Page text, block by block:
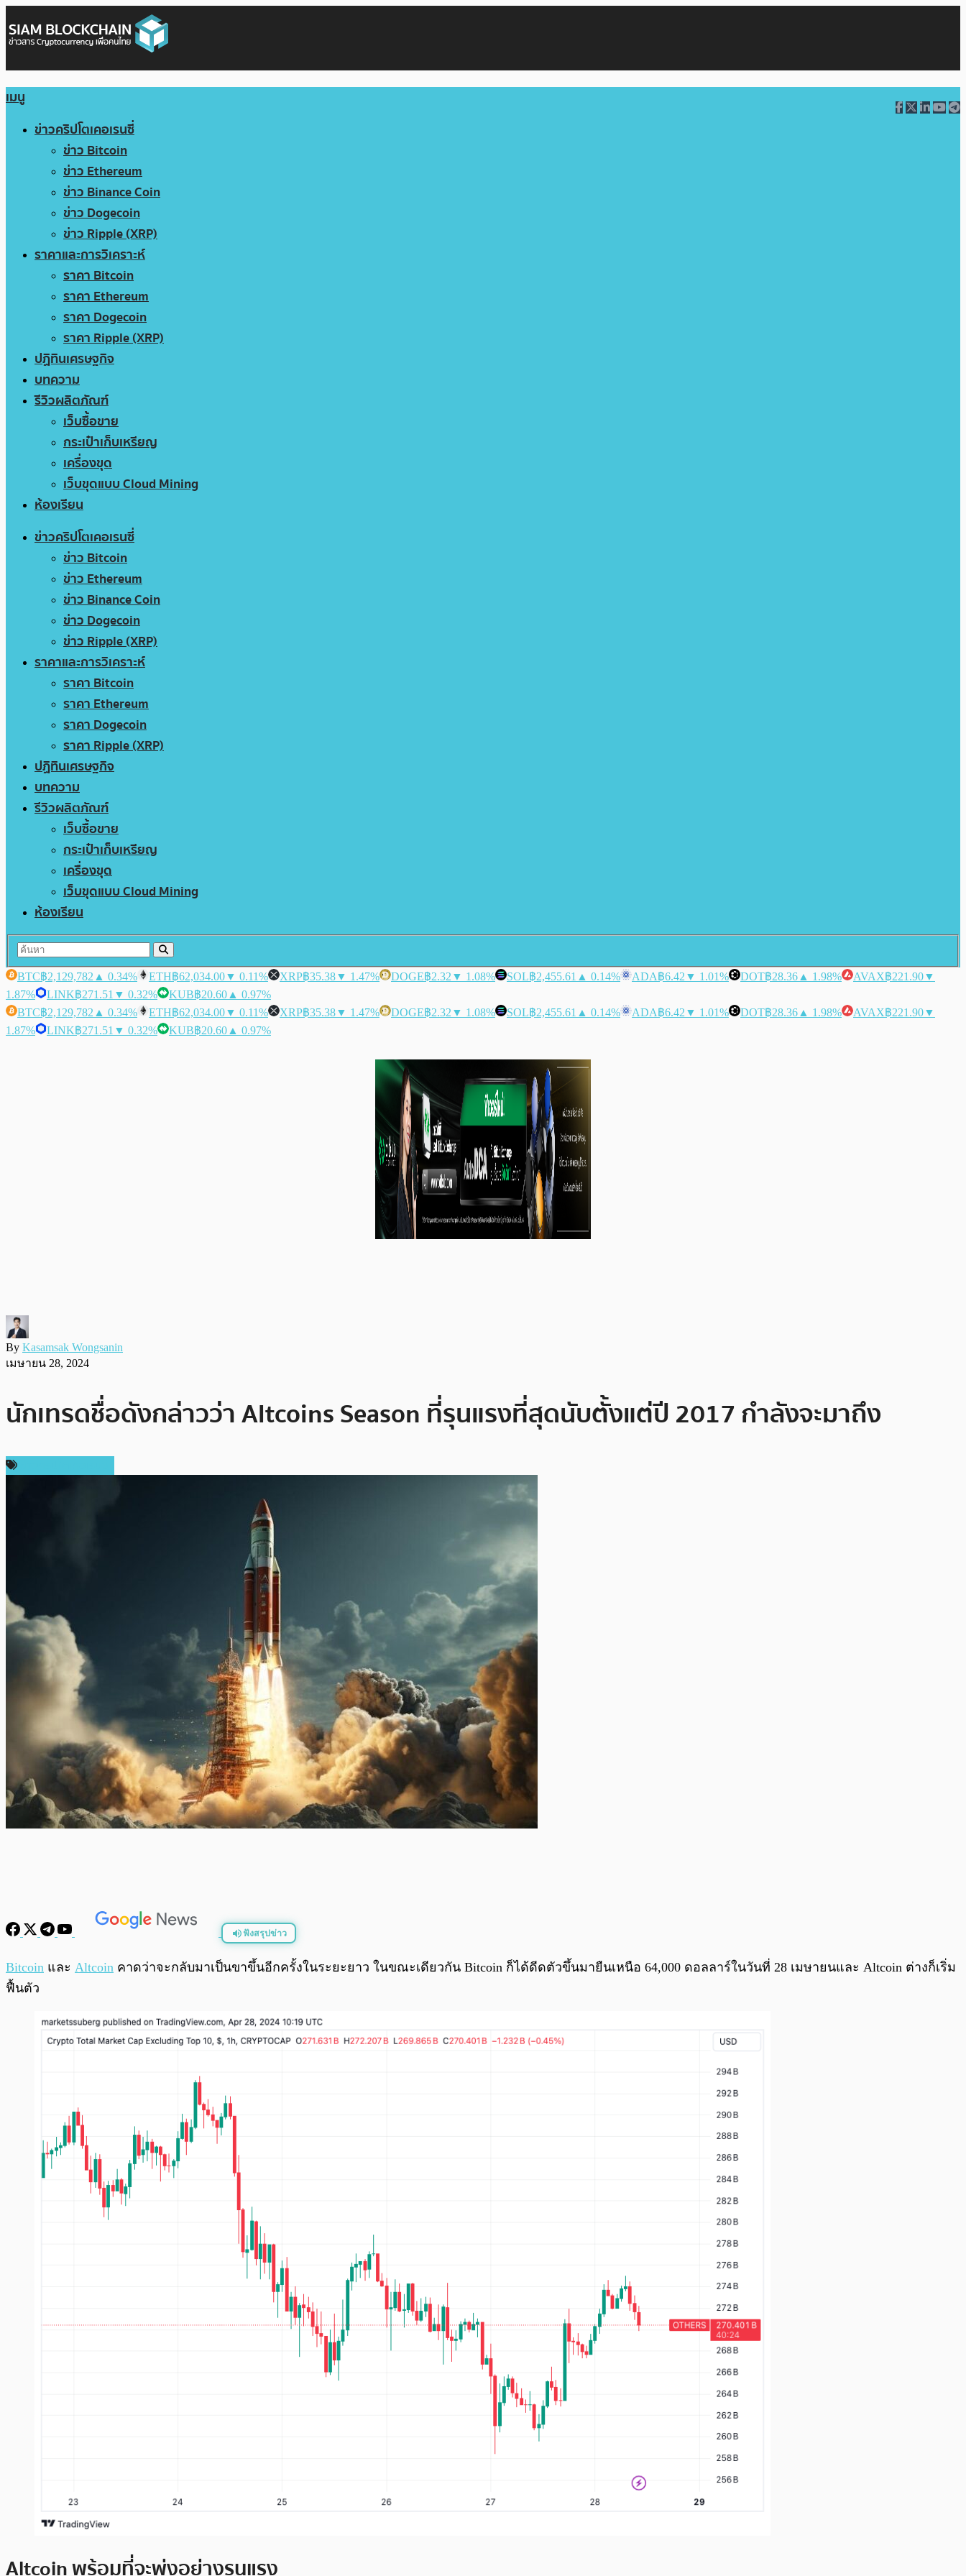
เมนู
ข่าวคริปโตเคอเรนซี่
ข่าว Bitcoin
ข่าว Ethereum
ข่าว Binance Coin
ข่าว Dogecoin
ข่าว Ripple (XRP)
ราคาและการวิเคราะห์
ราคา Bitcoin
ราคา Ethereum
ราคา Dogecoin
ราคา Ripple (XRP)
ปฏิทินเศรษฐกิจ
บทความ
รีวิวผลิตภัณฑ์
เว็บซื้อขาย
กระเป๋าเก็บเหรียญ
เครื่องขุด
เว็บขุดแบบ Cloud Mining
ห้องเรียน
ข่าวคริปโตเคอเรนซี่
ข่าว Bitcoin
ข่าว Ethereum
ข่าว Binance Coin
ข่าว Dogecoin
ข่าว Ripple (XRP)
ราคาและการวิเคราะห์
ราคา Bitcoin
ราคา Ethereum
ราคา Dogecoin
ราคา Ripple (XRP)
ปฏิทินเศรษฐกิจ
บทความ
รีวิวผลิตภัณฑ์
เว็บซื้อขาย
กระเป๋าเก็บเหรียญ
เครื่องขุด
เว็บขุดแบบ Cloud Mining
ห้องเรียน
BTC฿2,129,782 ▲ 0.34% ETH฿62,034.00▼ 0.11% XRP฿35.38▼ 1.47% DOGE฿2.32 ▼ 1.08% SOL฿2,455.61 ▲ 0.14% ADA฿6.42 ▼ 1.01% DOT฿28.36 ▲ 1.98% AVAX฿221.90▼
1.87%
LINK฿271.51 ▼ 0.32% KUB฿20.60 ▲ 0.97%
BTC฿2,129,782 ▲ 0.34% ETH฿62,034.00▼ 0.11% XRP฿35.38▼ 1.47% DOGE฿2.32 ▼ 1.08% SOL฿2,455.61 ▲ 0.14% ADA฿6.42 ▼ 1.01% DOT฿28.36 ▲ 1.98% AVAX฿221.90▼
1.87%
LINK฿271.51 ▼ 0.32% KUB฿20.60 ▲ 0.97%
By Kasamsak Wongsanin
เมษายน 28, 2024
นักเทรดชื่อดังกล่าวว่า Altcoins Season ที่รุนแรงที่สุดนับตั้งแต่ปี 2017 กำลังจะมาถึง
ฟังสรุปข่าว
0:00 /0:00
Bitcoin และ Altcoin คาดว่าจะกลับมาเป็นขาขึ้นอีกครั้งในระยะยาว ในขณะเดียวกัน Bitcoin ก็ได้ดีดตัวขึ้นมายืนเหนือ 64,000 ดอลลาร์ในวันที่ 28 เมษายนและ Altcoin ต่างก็เริ่ม
ฟื้นตัว
Altcoin พร้อมที่จะพุ่งอย่างรุนแรง